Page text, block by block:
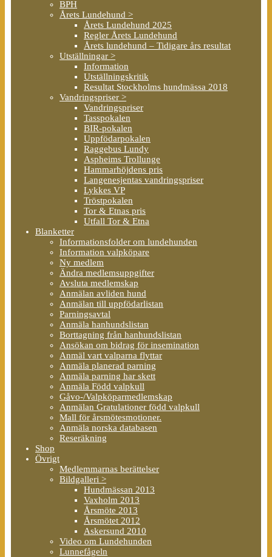
BPH
Årets Lundehund >
Årets Lundehund 2025
Regler Årets Lundehund
Årets lundehund – Tidigare års resultat
Utställningar >
Information
Utställningskritik
Resultat Stockholms hundmässa 2018
Vandringspriser >
Vandringspriser
Tasspokalen
BIR-pokalen
Uppfödarpokalen
Raggebus Lundy
Aspheims Trollunge
Hammarhöjdens pris
Langenesjentas vandringspriser
Lykkes VP
Tröstpokalen
Tor & Etnas pris
Utfall Tor & Etna
Blanketter
Informationsfolder om lundehunden
Information valpköpare
Ny medlem
Ändra medlemsuppgifter
Avsluta medlemskap
Anmälan avliden hund
Anmälan till uppfödarlistan
Parningsavtal
Anmäla hanhundslistan
Borttagning från hanhundslistan
Ansökan om bidrag för insemination
Anmäl vart valparna flyttar
Anmäla planerad parning
Anmäla parning har skett
Anmäla Född valpkull
Gåvo-/Valpköparmedlemskap
Anmälan Gratulationer född valpkull
Mall för årsmötesmotioner.
Anmäla norska databasen
Reseräkning
Shop
Övrigt
Medlemmarnas berättelser
Bildgalleri >
Hundmässan 2013
Vaxholm 2013
Årsmöte 2013
Årsmötet 2012
Askersund 2010
Video om Lundehunden
Lunnefågeln